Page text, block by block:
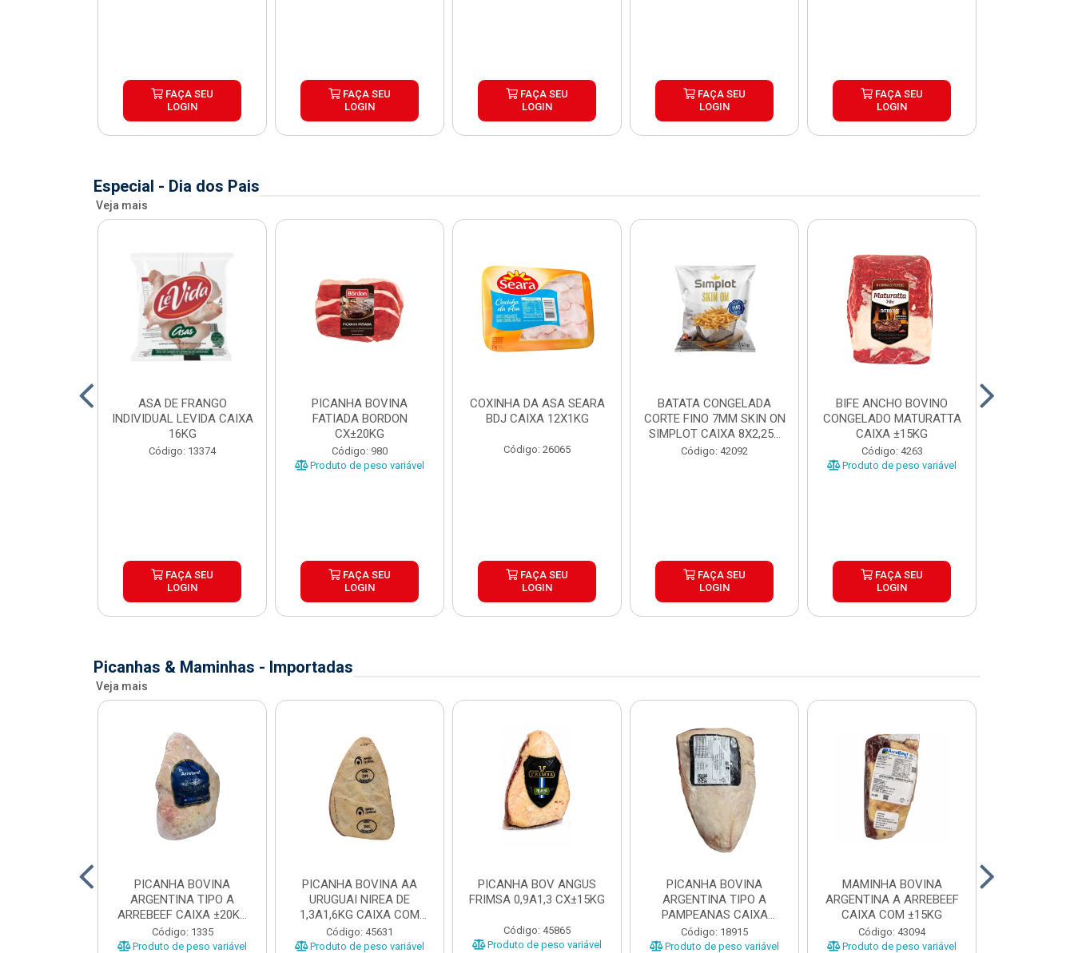
FAÇA SEU
LOGIN
FAÇA SEU
LOGIN
FAÇA SEU
LOGIN
FAÇA SEU
LOGIN
FAÇA SEU
LOGIN
Especial - Dia dos Pais
Veja mais
ASA DE FRANGO
INDIVIDUAL LEVIDA CAIXA
16KG
Código: 13374
FAÇA SEU
LOGIN
PICANHA BOVINA
FATIADA BORDON
CX±20KG
Código: 980
Produto de peso variável
FAÇA SEU
LOGIN
COXINHA DA ASA SEARA
BDJ CAIXA 12X1KG
Código: 26065
FAÇA SEU
LOGIN
BATATA CONGELADA
CORTE FINO 7MM SKIN ON
SIMPLOT CAIXA 8X2,25...
Código: 42092
FAÇA SEU
LOGIN
BIFE ANCHO BOVINO
CONGELADO MATURATTA
CAIXA ±15KG
Código: 4263
Produto de peso variável
FAÇA SEU
LOGIN
Picanhas & Maminhas - Importadas
Veja mais
PICANHA BOVINA
ARGENTINA TIPO A
ARREBEEF CAIXA ±20KG
PEÇAS 1...
Código: 1335
Produto de peso variável
PICANHA BOVINA AA
URUGUAI NIREA DE
1,3A1,6KG CAIXA COM
±15KG
Código: 45631
Produto de peso variável
PICANHA BOV ANGUS
FRIMSA 0,9A1,3 CX±15KG
Código: 45865
Produto de peso variável
PICANHA BOVINA
ARGENTINA TIPO A
PAMPEANAS CAIXA
±20KG PEÇAS ...
Código: 18915
Produto de peso variável
MAMINHA BOVINA
ARGENTINA A ARREBEEF
CAIXA COM ±15KG
Código: 43094
Produto de peso variável